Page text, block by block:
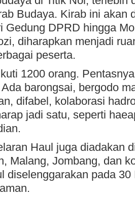
Budaya. Kirab ini akan
Gedung DPRD hingga
diharapkan menjadi
peserta.
1200 orang.
barongsai, bergodo
difabel, kolaborasi
jadi satu, seperti
Haul juga diadakan
Malang, Jombang, dan
diselenggarakan pada 30